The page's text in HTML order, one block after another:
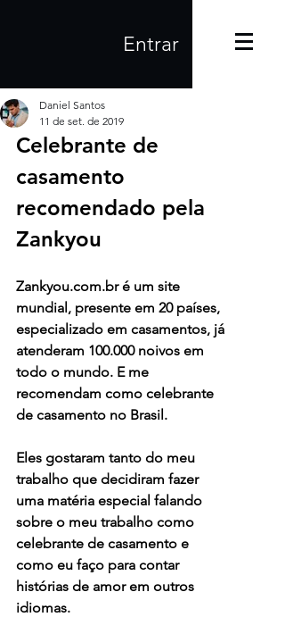
Entrar
Daniel Santos
11 de set. de 2019
Celebrante de
casamento
recomendado pela
Zankyou
Zankyou.com.br é um site
mundial, presente em 20 países,
especializado em casamentos, já
atenderam 100.000 noivos em
todo o mundo. E me
recomendam como celebrante
de casamento no Brasil.
Eles gostaram tanto do meu
trabalho que decidiram fazer
uma matéria especial falando
sobre o meu trabalho como
celebrante de casamento e
como eu faço para contar
histórias de amor em outros
idiomas.